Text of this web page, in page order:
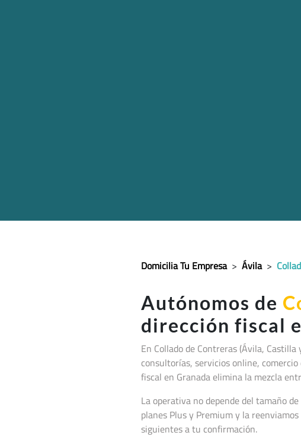
Domicilia Tu Empresa > Ávila >
Autónomos de
dirección fiscal
En Collado de Contreras (Ávila, Castilla
consultorías, servicios online,
fiscal en Granada elimina la mezcla
La operativa no depende del tamaño
planes Plus y Premium y la
siguientes a tu confirmación.